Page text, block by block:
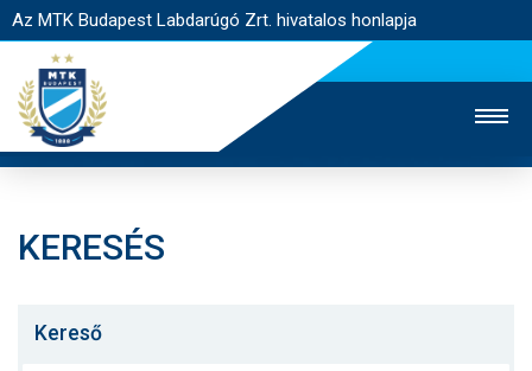
Az MTK Budapest Labdarúgó Zrt. hivatalos honlapja
JEGYÉRTÉKESÍTÉS
KERESÉS
Kereső